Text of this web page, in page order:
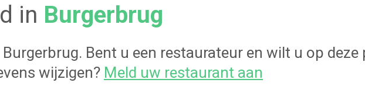
in Burgerbrug
Burgerbrug. Bent u een restaurateur en wilt u op deze
wijzigen? Meld uw restaurant aan